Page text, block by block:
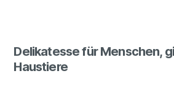
Delikatesse für Menschen,
Haustiere